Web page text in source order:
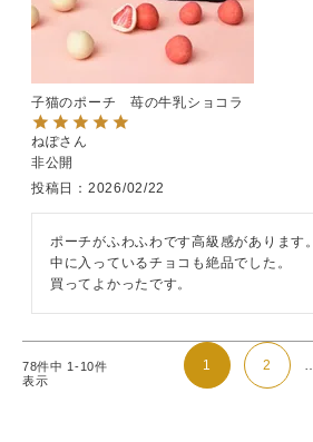
子猫のポーチ 苺の牛乳ショコラ
ねぽ
非公開
投稿日
2026/02/22
ポーチがふわふわです高級感があります。
中に入っているチョコも絶品でした。
買ってよかったです。
78件中 1 -10件
表示
1 2